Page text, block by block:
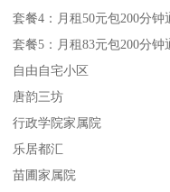
套餐4：月租50元包200分钟
套餐5：月租83元包200分钟
自由自宅小区
唐韵三坊
行政学院家属院
乐居都汇
苗圃家属院